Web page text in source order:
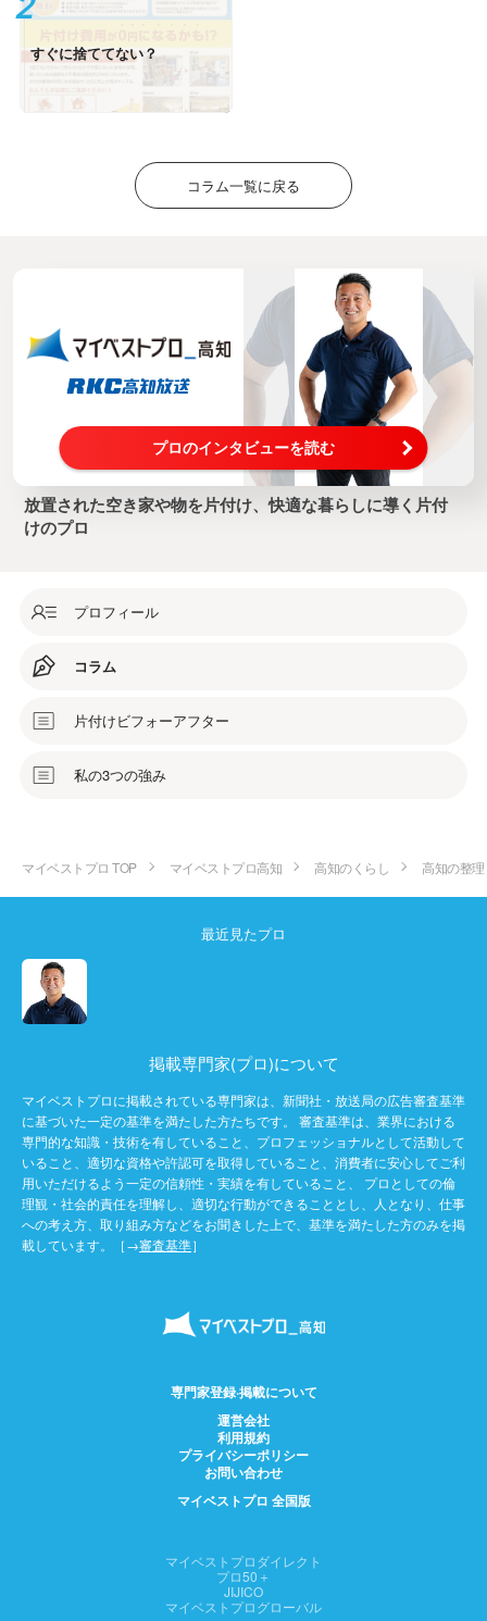
すぐに捨ててない？
コラム一覧に戻る
プロのインタビューを読む
放置された空き家や物を片付け、快適な暮らしに導く片付
けのプロ
プロフィール
コラム
片付けビフォーアフター
私の3つの強み
マイベストプロ TOP マイベストプロ高知 高知のくらし 高知の整
最近見たプロ
掲載専門家(プロ)について
マイベストプロに掲載されている専門家は、新聞社・放送局の広告審査基準
に基づいた一定の基準を満たした方たちです。 審査基準は、業界における
専門的な知識・技術を有していること、プロフェッショナルとして活動して
いること、適切な資格や許認可を取得していること、消費者に安心してご利
用いただけるよう一定の信頼性・実績を有していること、 プロとしての倫
理観・社会的責任を理解し、適切な行動ができることとし、人となり、仕事
への考え方、取り組み方などをお聞きした上で、基準を満たした方のみを掲
載しています。［→審査基準］
専門家登録·掲載について
運営会社
利用規約
プライバシーポリシー
お問い合わせ
マイベストプロ 全国版
マイベストプロダイレクト
プロ50＋
JIJICO
マイベストプログローバル